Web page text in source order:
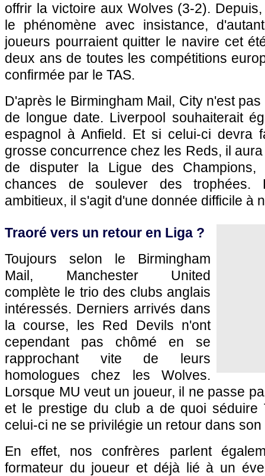
offrir la victoire aux Wolves (3-2).
le phénomène avec insistance,
joueurs pourraient quitter le navire cet
deux ans de toutes les compétitions
confirmée par le TAS.
D'après le Birmingham Mail, City n'est
de longue date. Liverpool souhaiterait
espagnol à Anfield. Et si celui-ci devra
grosse concurrence chez les Reds, il
de disputer la Ligue des Champions,
chances de soulever des trophées.
ambitieux, il s'agit d'une donnée difficile à
Traoré vers un retour en Liga ?
Toujours selon le Birmingham
Mail, Manchester United
complète le trio des clubs anglais
intéressés. Derniers arrivés dans
la course, les Red Devils n'ont
cependant pas chômé en se
rapprochant vite de leurs
homologues chez les Wolves.
Lorsque MU veut un joueur, il ne passe
et le prestige du club a de quoi séduire
celui-ci ne se privilégie un retour dans
En effet, nos confrères parlent
formateur du joueur et déjà lié à un